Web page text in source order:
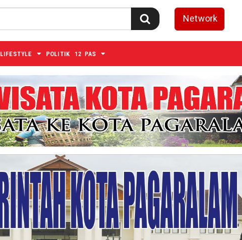
Network
LIFESTYLE POLITIK 12 PAS